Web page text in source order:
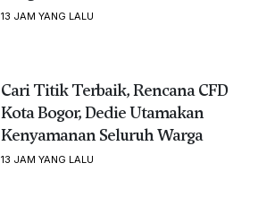
13 JAM YANG LALU
Cari Titik Terbaik, Rencana CFD
Kota Bogor, Dedie Utamakan
Kenyamanan Seluruh Warga
13 JAM YANG LALU